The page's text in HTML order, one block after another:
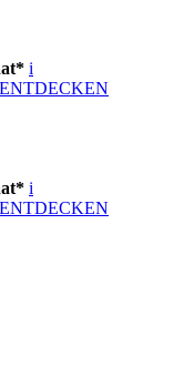
i
i